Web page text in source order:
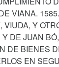
VIANA. 1585.
VIUDA, Y
DE JUAN
DE BIENES
EN